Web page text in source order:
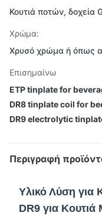
Κουτιά ποτών, δοχεία
Χρώμα:
Χρυσό χρώμα ή όπως
Επισημαίνω
ETP tinplate for
DR8 tinplate coil for
DR9 electrolytic
Περιγραφή
Υλικό Λύση για
DR9 για